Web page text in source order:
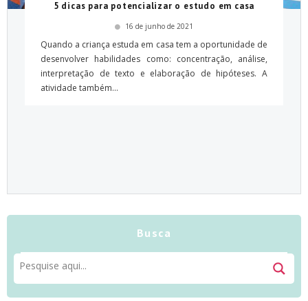
5 dicas para potencializar o estudo em casa
16 de junho de 2021
Quando a criança estuda em casa tem a oportunidade de
desenvolver habilidades como: concentração, análise,
interpretação de texto e elaboração de hipóteses. A
atividade também...
Busca